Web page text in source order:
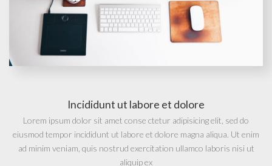
Incididunt ut labore et dolore
Lorem ipsum dolor sit amet conse ctetur adipisicing elit, sed do
eiusmod tempor incididunt ut labore et dolore magna aliqua. Ut enim
ad minim veniam, quis nostrud exercitation ullamco laboris nisi ut
aliquip ex